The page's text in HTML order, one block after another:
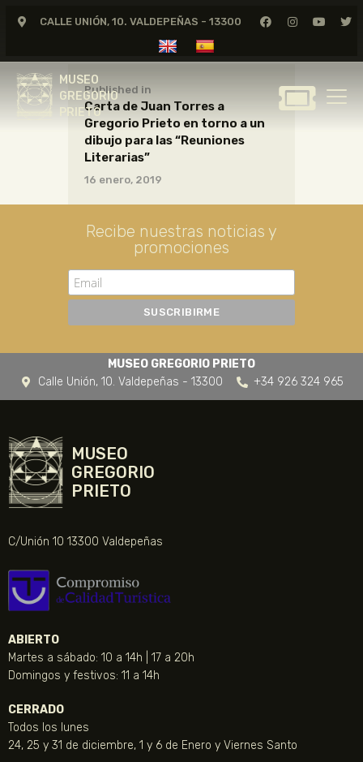
CALLE UNIÓN, 10. VALDEPEÑAS - 13300
MUSEO
GREGORIO
PRIETO
MUSEO
GREGORIO
GREGORIO PRIETO
MUSEO
ARCHIVO
CERTAMEN DE DIBUJO
FUNDACIÓN
NOTICIAS
Published in
Carta de Juan Torres a
Gregorio Prieto en torno a un
dibujo para las “Reuniones
Literarias”
16 enero, 2019
Recibe nuestras noticias y
promociones
MUSEO GREGORIO PRIETO
Calle Unión, 10. Valdepeñas - 13300
+34 926 324 965
MUSEO
GREGORIO
PRIETO
C/Unión 10 13300 Valdepeñas
ABIERTO
Martes a sábado: 10 a 14h | 17 a 20h
Domingos y festivos: 11 a 14h
CERRADO
Todos los lunes
24, 25 y 31 de diciembre, 1 y 6 de Enero y Viernes Santo